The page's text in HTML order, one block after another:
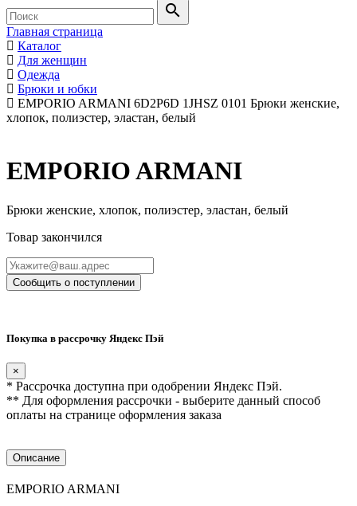
search
Главная страница
Каталог
Для женщин
Одежда
Брюки и юбки
EMPORIO ARMANI 6D2P6D 1JHSZ 0101 Брюки женские,
хлопок, полиэстер, эластан, белый
EMPORIO ARMANI
Брюки женские, хлопок, полиэстер, эластан, белый
Товар закончился
Сообщить о поступлении
Покупка в рассрочку Яндекс Пэй
×
* Рассрочка доступна при одобрении Яндекс Пэй.
** Для оформления рассрочки - выберите данный способ
оплаты на странице оформления заказа
Описание
EMPORIO ARMANI